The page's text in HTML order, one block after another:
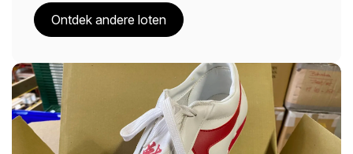
Ontdek andere loten